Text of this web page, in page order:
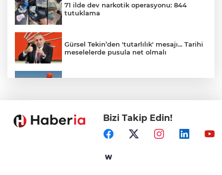
71 ilde dev narkotik operasyonu: 844
tutuklama
Gürsel Tekin’den 'tutarlılık' mesajı... Tarihi
meselelerde pusula net olmalı
Samsun’da Alaçam'a yeni yaşam alanı
Yapay zekada onlarca uygulamanın
Bizi Takip Edin!